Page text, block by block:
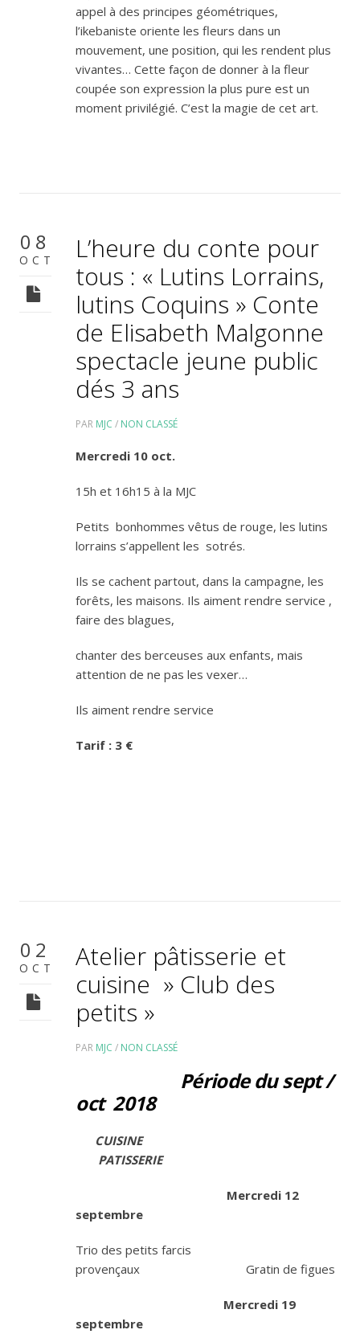
appel à des principes géométriques,
l’ikebaniste oriente les fleurs dans un
mouvement, une position, qui les rendent plus
vivantes… Cette façon de donner à la fleur
coupée son expression la plus pure est un
moment privilégié. C’est la magie de cet art.
08
OCT
L’heure du conte pour
tous : « Lutins Lorrains,
lutins Coquins » Conte
de Elisabeth Malgonne
spectacle jeune public
dés 3 ans
PAR MJC / NON CLASSÉ
Mercredi 10 oct.
15h et 16h15 à la MJC
Petits bonhommes vêtus de rouge, les lutins
lorrains s’appellent les sotrés.
Ils se cachent partout, dans la campagne, les
forêts, les maisons. Ils aiment rendre service ,
faire des blagues,
chanter des berceuses aux enfants, mais
attention de ne pas les vexer…
Ils aiment rendre service
Tarif : 3 €
02
OCT
Atelier pâtisserie et
cuisine » Club des
petits »
PAR MJC / NON CLASSÉ
Période du sept /
oct 2018
CUISINE
PATISSERIE
Mercredi 12
septembre
Trio des petits farcis
provençaux Gratin de figues
Mercredi 19
septembre